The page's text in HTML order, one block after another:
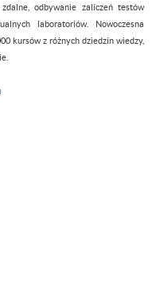
odbywanie zaliczeń testów
laboratoriów. Nowoczesna
kursów z różnych dziedzin wiedzy,